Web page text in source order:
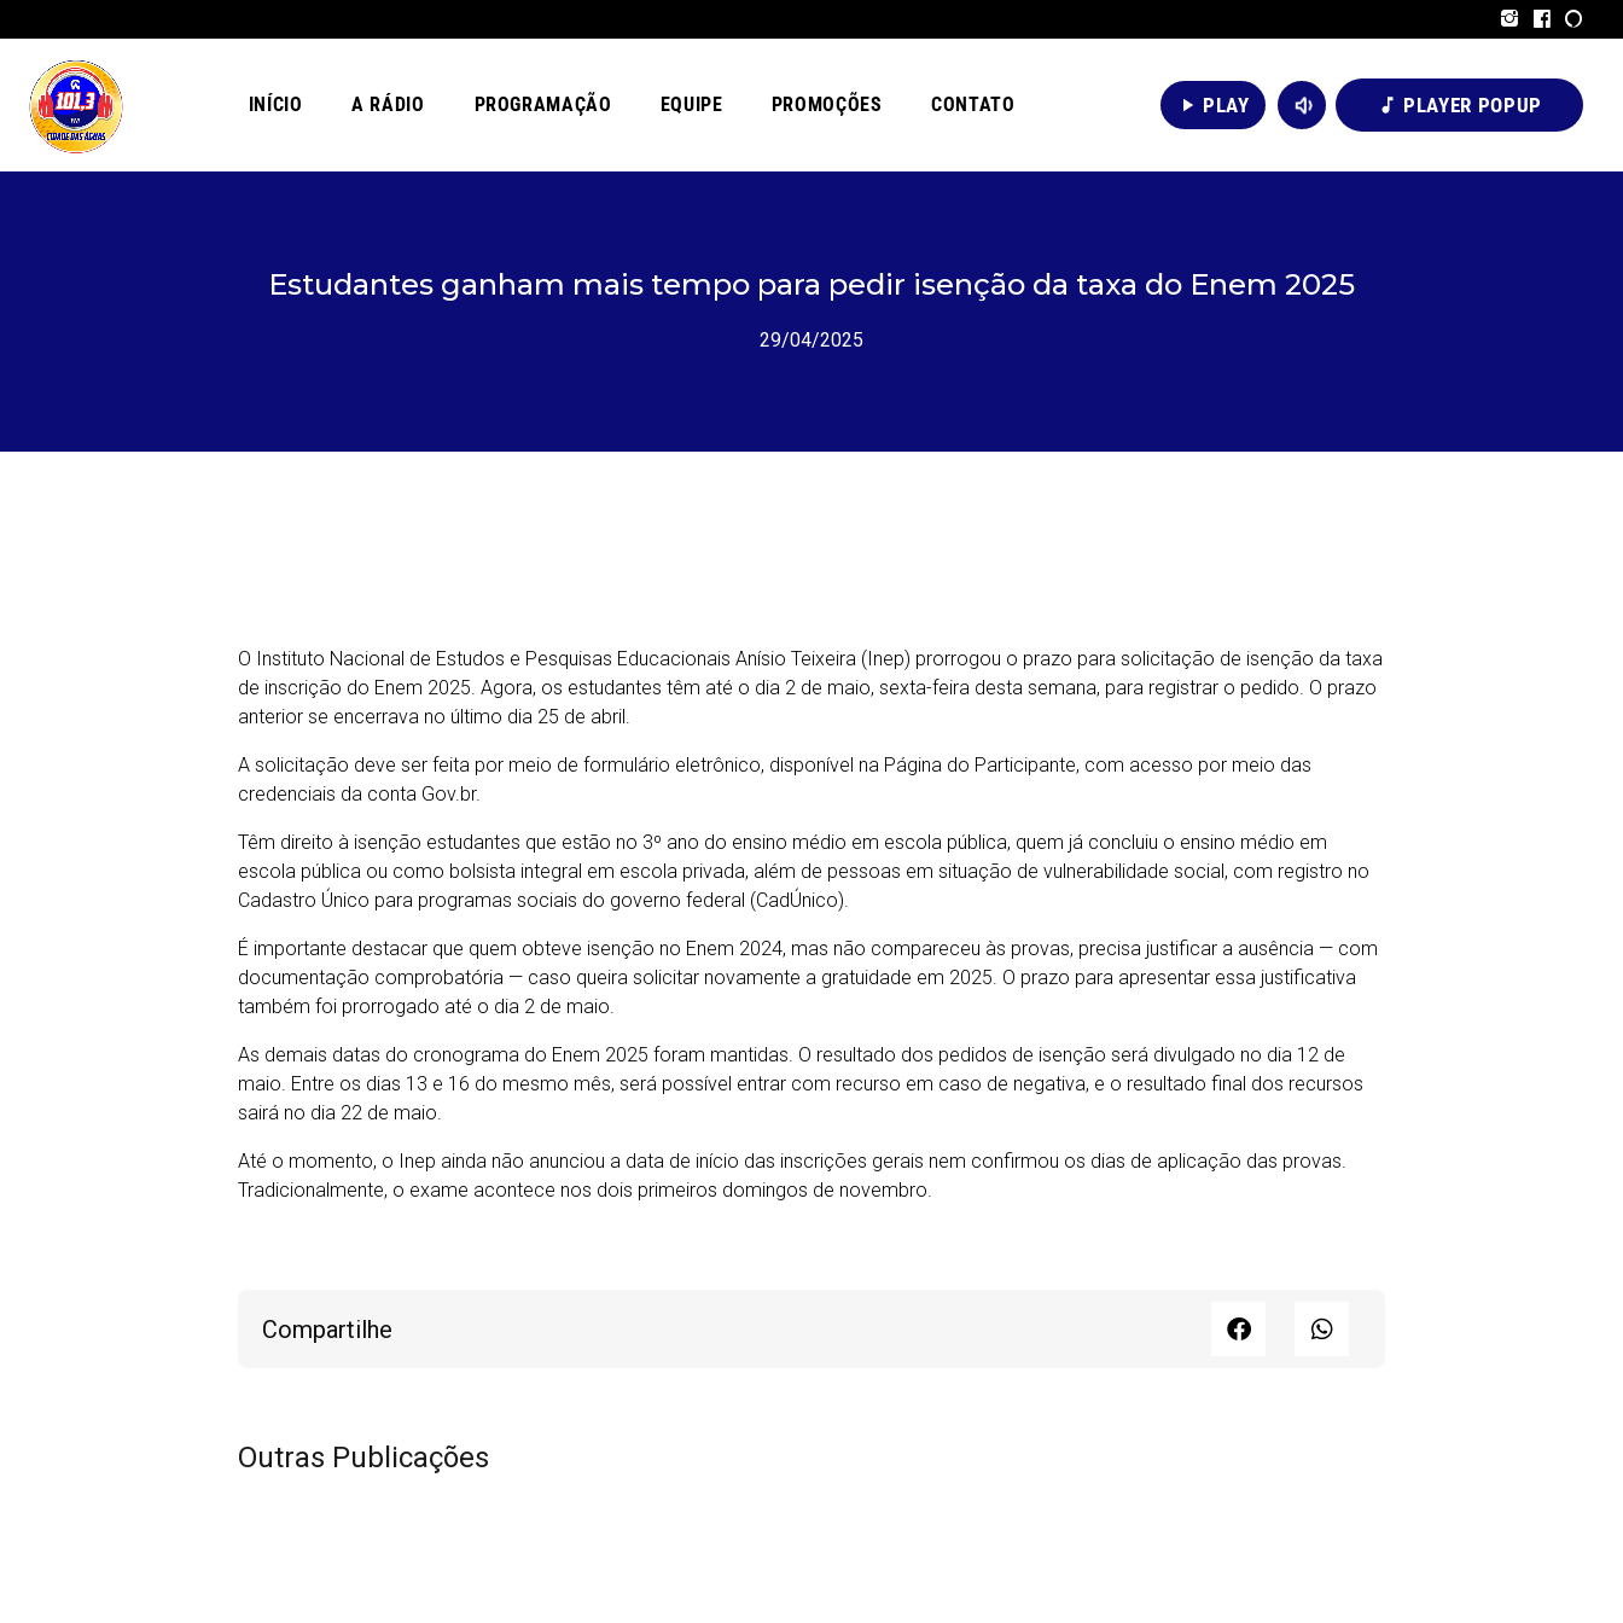
INÍCIO A RÁDIO PROGRAMAÇÃO EQUIPE PROMOÇÕES CONTATO play_arrow PLAY volume_down music_note PLAYER POPUP
Estudantes ganham mais tempo para pedir isenção da taxa do Enem 2025
29/04/2025
O Instituto Nacional de Estudos e Pesquisas Educacionais Anísio Teixeira (Inep) prorrogou o prazo para solicitação de isenção da taxa
de inscrição do Enem 2025. Agora, os estudantes têm até o dia 2 de maio, sexta-feira desta semana, para registrar o pedido. O prazo
anterior se encerrava no último dia 25 de abril.
A solicitação deve ser feita por meio de formulário eletrônico, disponível na Página do Participante, com acesso por meio das
credenciais da conta Gov.br.
Têm direito à isenção estudantes que estão no 3º ano do ensino médio em escola pública, quem já concluiu o ensino médio em
escola pública ou como bolsista integral em escola privada, além de pessoas em situação de vulnerabilidade social, com registro no
Cadastro Único para programas sociais do governo federal (CadÚnico).
É importante destacar que quem obteve isenção no Enem 2024, mas não compareceu às provas, precisa justificar a ausência — com
documentação comprobatória — caso queira solicitar novamente a gratuidade em 2025. O prazo para apresentar essa justificativa
também foi prorrogado até o dia 2 de maio.
As demais datas do cronograma do Enem 2025 foram mantidas. O resultado dos pedidos de isenção será divulgado no dia 12 de
maio. Entre os dias 13 e 16 do mesmo mês, será possível entrar com recurso em caso de negativa, e o resultado final dos recursos
sairá no dia 22 de maio.
Até o momento, o Inep ainda não anunciou a data de início das inscrições gerais nem confirmou os dias de aplicação das provas.
Tradicionalmente, o exame acontece nos dois primeiros domingos de novembro.
Compartilhe
Outras Publicações